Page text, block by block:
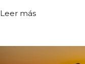
Leer más